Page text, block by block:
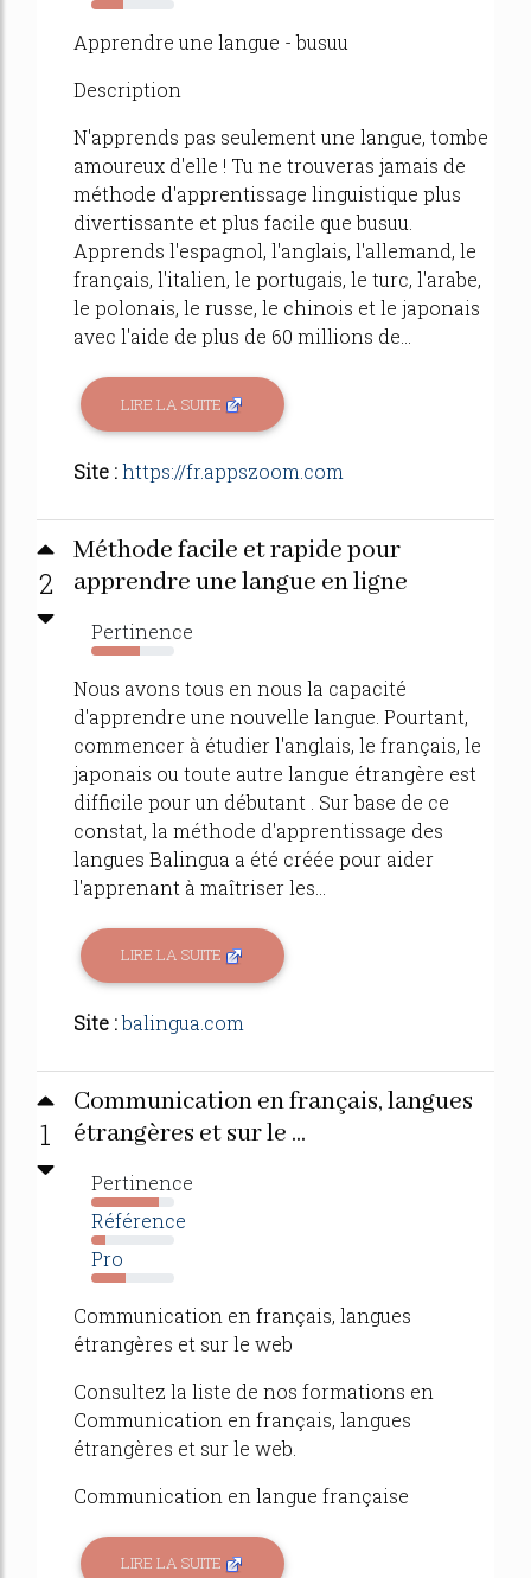
39%
Apprendre une langue - busuu
Description
N'apprends pas seulement une langue, tombe
amoureux d'elle ! Tu ne trouveras jamais de
méthode d'apprentissage linguistique plus
divertissante et plus facile que busuu.
Apprends l'espagnol, l'anglais, l'allemand, le
français, l'italien, le portugais, le turc, l'arabe,
le polonais, le russe, le chinois et le japonais
avec l'aide de plus de 60 millions de...
LIRE LA SUITE
Site :https://fr.appszoom.com
2
Méthode facile et rapide pour
apprendre une langue en ligne
Pertinence
58%
Nous avons tous en nous la capacité
d'apprendre une nouvelle langue. Pourtant,
commencer à étudier l'anglais, le français, le
japonais ou toute autre langue étrangère est
difficile pour un débutant . Sur base de ce
constat, la méthode d'apprentissage des
langues Balingua a été créée pour aider
l'apprenant à maîtriser les...
LIRE LA SUITE
Site :balingua.com
1
Communication en français, langues
étrangères et sur le ...
Pertinence
81%
Référence
17%
Pro
42%
Communication en français, langues
étrangères et sur le web
Consultez la liste de nos formations en
Communication en français, langues
étrangères et sur le web.
Communication en langue française
LIRE LA SUITE